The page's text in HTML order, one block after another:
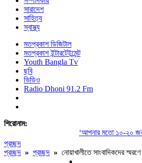
সারাদেশ
সাহিত্য
স্বাস্থ্য
মতপ্রকাশ ডিজিটাল
মতপ্রকাশ ইন্টারটেইন্মেন্ট
Youth Bangla Tv
ছবি
ভিডিও
Radio Dhoni 91.2 Fm
শিরোনাম:
‘আপনার মতো ১০-২০ জন
প্রচ্ছদ
প্রচ্ছদ » প্রচ্ছদ » নোয়াখালীতে সাংবাদিকদের